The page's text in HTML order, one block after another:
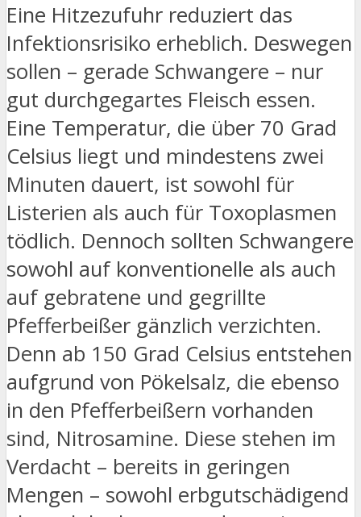
Eine Hitzezufuhr reduziert das
Infektionsrisiko erheblich. Deswegen
sollen – gerade Schwangere – nur
gut durchgegartes Fleisch essen.
Eine Temperatur, die über 70 Grad
Celsius liegt und mindestens zwei
Minuten dauert, ist sowohl für
Listerien als auch für Toxoplasmen
tödlich. Dennoch sollten Schwangere
sowohl auf konventionelle als auch
auf gebratene und gegrillte
Pfefferbeißer gänzlich verzichten.
Denn ab 150 Grad Celsius entstehen
aufgrund von Pökelsalz, die ebenso
in den Pfefferbeißern vorhanden
sind, Nitrosamine. Diese stehen im
Verdacht – bereits in geringen
Mengen – sowohl erbgutschädigend